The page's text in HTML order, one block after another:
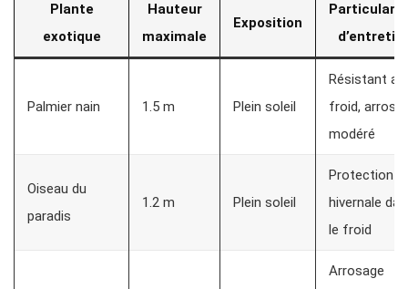
Plante
exotique
Hauteur
maximale
Exposition
Palmier nain 1.5 m Plein soleil
Résistant au
froid,
modéré
Oiseau du
paradis
1.2 m Plein soleil
Protection
hivernale
le froid
Arrosage